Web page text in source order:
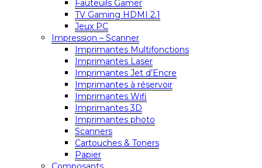
Fauteuils Gamer
TV Gaming HDMI 2.1
Jeux PC
Impression – Scanner
Imprimantes Multifonctions
Imprimantes Laser
Imprimantes Jet d’Encre
Imprimantes à réservoir
Imprimantes Wifi
Imprimantes 3D
Imprimantes photo
Scanners
Cartouches & Toners
Papier